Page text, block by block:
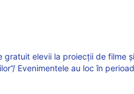
gratuit elevii la proiecții de filme
Evenimentele au loc în